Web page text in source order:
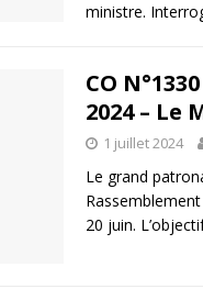
ministre.
CO
2024 – Le
1 juillet 2024
Le grand
20 juin.